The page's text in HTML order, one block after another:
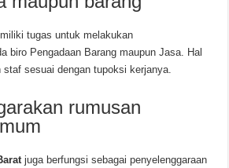
tugas untuk melakukan
biro Pengadaan Barang maupun Jasa. Hal
sesuai dengan tupoksi kerjanya.
rumusan
juga berfungsi sebagai penyelenggaraan